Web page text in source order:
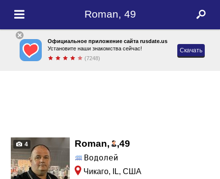
Roman, 49
Официальное приложение сайта rusdate.us
Установите наши знакомства сейчас!
(7248)
Скачать
4 Roman, ,49
Водолей
Чикаго, IL, США